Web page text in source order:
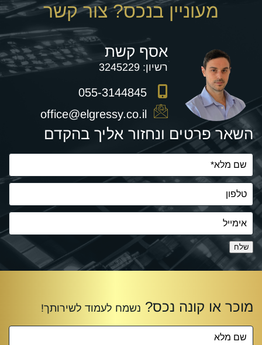
מעוניין בנכס? צור קשר
אסף קשת
רשיון: 3245229
055-3144845
office@elgressy.co.il
השאר פרטים ונחזור אליך בהקדם
שלח